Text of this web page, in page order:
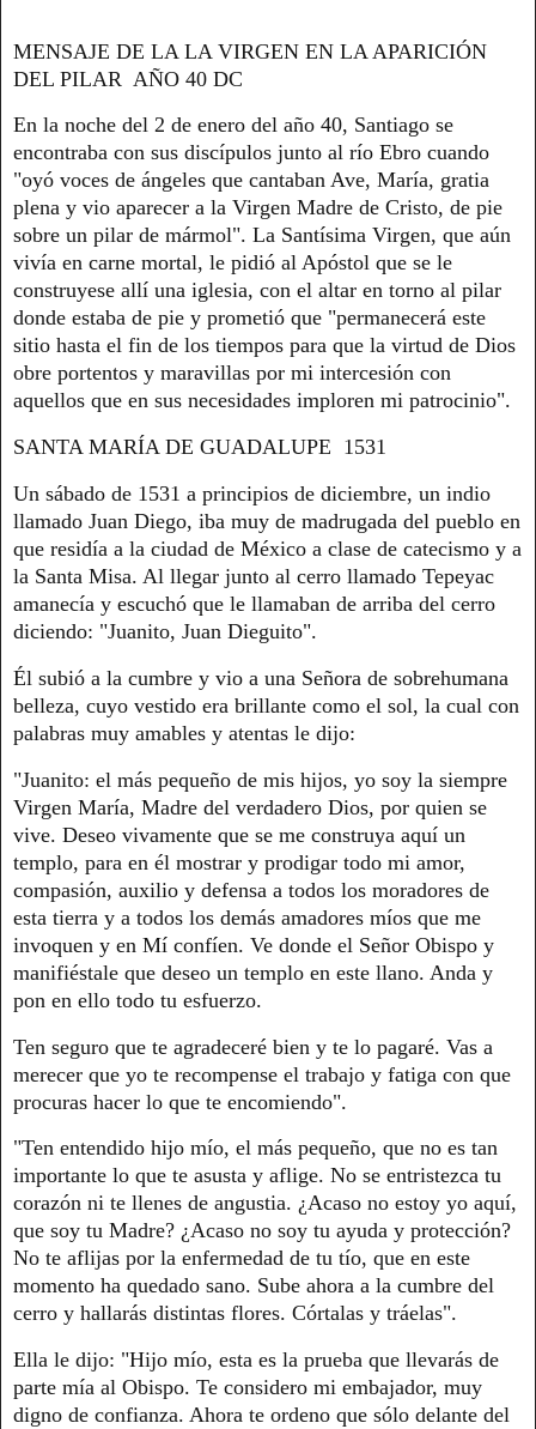
MENSAJE DE LA LA VIRGEN EN LA APARICIÓN
DEL PILAR AÑO 40 DC
En la noche del 2 de enero del año 40, Santiago se
encontraba con sus discípulos junto al río Ebro cuando
"oyó voces de ángeles que cantaban Ave, María, gratia
plena y vio aparecer a la Virgen Madre de Cristo, de pie
sobre un pilar de mármol". La Santísima Virgen, que aún
vivía en carne mortal, le pidió al Apóstol que se le
construyese allí una iglesia, con el altar en torno al pilar
donde estaba de pie y prometió que "permanecerá este
sitio hasta el fin de los tiempos para que la virtud de Dios
obre portentos y maravillas por mi intercesión con
aquellos que en sus necesidades imploren mi patrocinio".
SANTA MARÍA DE GUADALUPE 1531
Un sábado de 1531 a principios de diciembre, un indio
llamado Juan Diego, iba muy de madrugada del pueblo en
que residía a la ciudad de México a clase de catecismo y a
la Santa Misa. Al llegar junto al cerro llamado Tepeyac
amanecía y escuchó que le llamaban de arriba del cerro
diciendo: "Juanito, Juan Dieguito".
Él subió a la cumbre y vio a una Señora de sobrehumana
belleza, cuyo vestido era brillante como el sol, la cual con
palabras muy amables y atentas le dijo:
"Juanito: el más pequeño de mis hijos, yo soy la siempre
Virgen María, Madre del verdadero Dios, por quien se
vive. Deseo vivamente que se me construya aquí un
templo, para en él mostrar y prodigar todo mi amor,
compasión, auxilio y defensa a todos los moradores de
esta tierra y a todos los demás amadores míos que me
invoquen y en Mí confíen. Ve donde el Señor Obispo y
manifiéstale que deseo un templo en este llano. Anda y
pon en ello todo tu esfuerzo.
Ten seguro que te agradeceré bien y te lo pagaré. Vas a
merecer que yo te recompense el trabajo y fatiga con que
procuras hacer lo que te encomiendo".
"Ten entendido hijo mío, el más pequeño, que no es tan
importante lo que te asusta y aflige. No se entristezca tu
corazón ni te llenes de angustia. ¿Acaso no estoy yo aquí,
que soy tu Madre? ¿Acaso no soy tu ayuda y protección?
No te aflijas por la enfermedad de tu tío, que en este
momento ha quedado sano. Sube ahora a la cumbre del
cerro y hallarás distintas flores. Córtalas y tráelas".
Ella le dijo: "Hijo mío, esta es la prueba que llevarás de
parte mía al Obispo. Te considero mi embajador, muy
digno de confianza. Ahora te ordeno que sólo delante del